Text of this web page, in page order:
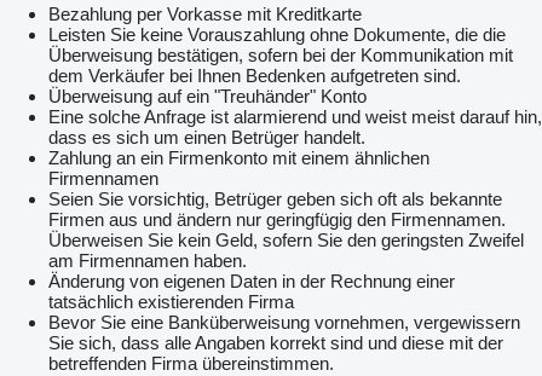
Bezahlung per Vorkasse mit Kreditkarte
Leisten Sie keine Vorauszahlung ohne Dokumente, die die
Überweisung bestätigen, sofern bei der Kommunikation mit
dem Verkäufer bei Ihnen Bedenken aufgetreten sind.
Überweisung auf ein "Treuhänder" Konto
Eine solche Anfrage ist alarmierend und weist meist darauf hin,
dass es sich um einen Betrüger handelt.
Zahlung an ein Firmenkonto mit einem ähnlichen
Firmennamen
Seien Sie vorsichtig, Betrüger geben sich oft als bekannte
Firmen aus und ändern nur geringfügig den Firmennamen.
Überweisen Sie kein Geld, sofern Sie den geringsten Zweifel
am Firmennamen haben.
Änderung von eigenen Daten in der Rechnung einer
tatsächlich existierenden Firma
Bevor Sie eine Banküberweisung vornehmen, vergewissern
Sie sich, dass alle Angaben korrekt sind und diese mit der
betreffenden Firma übereinstimmen.